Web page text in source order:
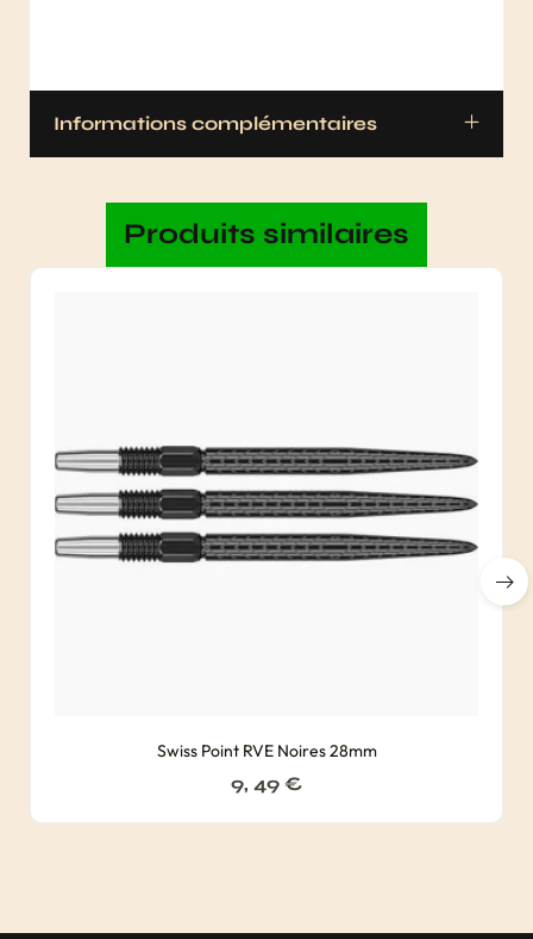
Informations complémentaires
Produits similaires
Swiss Point RVE Noires 28mm
9, 49 €